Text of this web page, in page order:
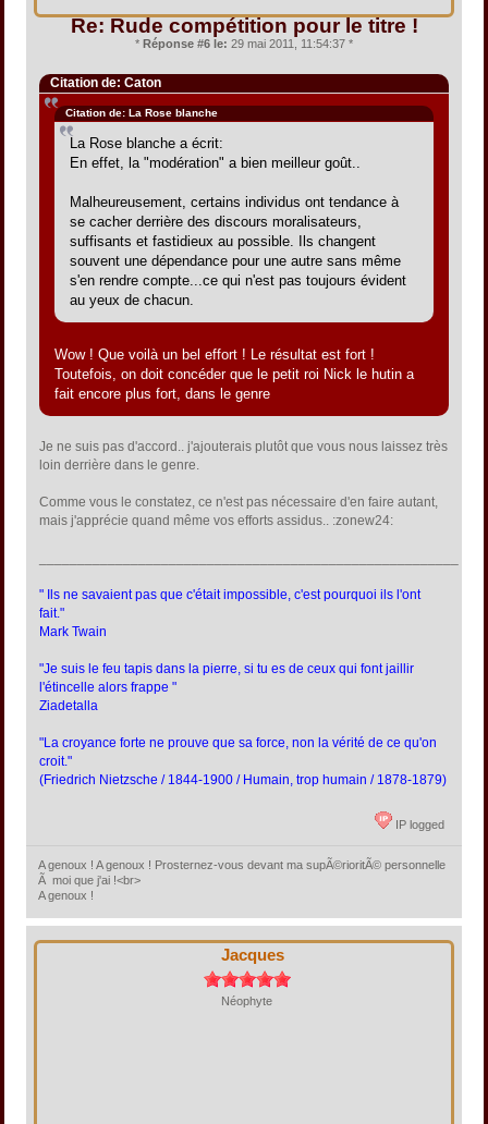
Re: Rude compétition pour le titre !
* Réponse #6 le: 29 mai 2011, 11:54:37 *
Citation de: Caton
Citation de: La Rose blanche
La Rose blanche a écrit:
En effet, la "modération" a bien meilleur goût..
Malheureusement, certains individus ont tendance à
se cacher derrière des discours moralisateurs,
suffisants et fastidieux au possible. Ils changent
souvent une dépendance pour une autre sans même
s'en rendre compte...ce qui n'est pas toujours évident
au yeux de chacun.
Wow ! Que voilà un bel effort ! Le résultat est fort !
Toutefois, on doit concéder que le petit roi Nick le hutin a
fait encore plus fort, dans le genre
Je ne suis pas d'accord.. j'ajouterais plutôt que vous nous laissez très
loin derrière dans le genre.
Comme vous le constatez, ce n'est pas nécessaire d'en faire autant,
mais j'apprécie quand même vos efforts assidus.. :zonew24:
" Ils ne savaient pas que c'était impossible, c'est pourquoi ils l'ont
fait."
Mark Twain
"Je suis le feu tapis dans la pierre, si tu es de ceux qui font jaillir
l'étincelle alors frappe "
Ziadetalla
"La croyance forte ne prouve que sa force, non la vérité de ce qu'on
croit."
(Friedrich Nietzsche / 1844-1900 / Humain, trop humain / 1878-1879)
IP logged
A genoux ! A genoux ! Prosternez-vous devant ma supÃ©rioritÃ© personnelle
Ã moi que j'ai !<br>
A genoux !
Jacques
Néophyte